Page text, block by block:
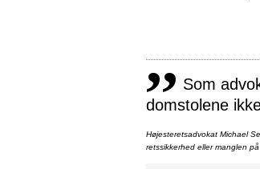
,, Som
domstolene
Højesteretsadvokat Michael
retssikkerhed eller manglen